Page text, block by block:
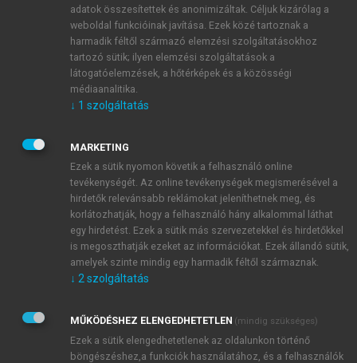
E-MAIL-CÍM
JELSZÓ
JELSZÓ ÚJRA
Kérek értesítést a MeRSZ újdonságairól, akcióiról.
Kérek értesítést az Akadémiai Kiadó Zrt. újdonságairól,
Adatkezelési tájékoztatóbanfoglaltakat tudomásul
veszem és elfogadom.
Általános vásárlási feltételeket, valamint a szotar.netés a
adatok összesítettek és anonimizáltak. Céljuk kizárólag a
weboldal funkcióinak javítása. Ezek közé tartoznak a
harmadik féltől származó elemzési szolgáltatásokhoz
tartozó sütik; ilyen elemzési szolgáltatások a
látogatóelemzések, a hőtérképek és a közösségi
médiaanalitika.
↓ 1 szolgáltatás
MARKETING
Ezek a sütik nyomon követik a felhasználó online
tevékenységét. Az online tevékenységek megismerésével a
hirdetők relevánsabb reklámokat jeleníthetnek meg, és
korlátozhatják, hogy a felhasználó hány alkalommal láthat
egy hirdetést. Ezek a sütik más szervezetekkel és hirdetőkkel
is megoszthatják ezeket az információkat. Ezek állandó sütik,
amelyek szinte mindig egy harmadik féltől származnak.
↓ 2 szolgáltatás
MŰKÖDÉSHEZ ELENGEDHETETLEN (mindig szükséges)
Ezek a sütik elengedhetetlenek az oldalunkon történő
böngészéshez,a funkciók használatához, és a felhasználók